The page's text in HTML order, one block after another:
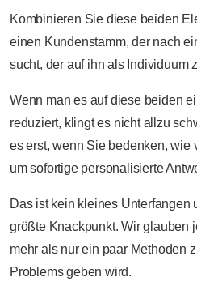
Kombinieren Sie diese beiden
einen Kundenstamm, der nach
sucht, der auf ihn als Individuum
Wenn man es auf diese beiden
reduziert, klingt es nicht allzu
es erst, wenn Sie bedenken, wie
um sofortige personalisierte
Das ist kein kleines Unterfangen
größte Knackpunkt. Wir glauben
mehr als nur ein paar Methoden
Problems geben wird.